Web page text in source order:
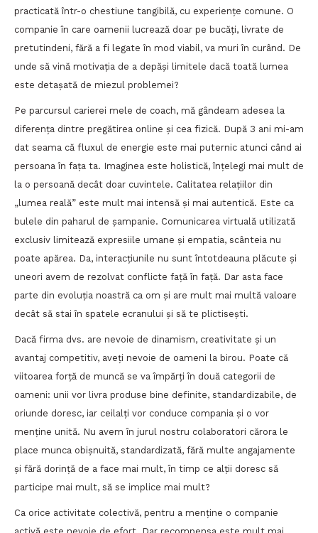
practicată într-o chestiune tangibilă, cu experiențe comune. O
companie în care oamenii lucrează doar pe bucăți, livrate de
pretutindeni, fără a fi legate în mod viabil, va muri în curând. De
unde să vină motivația de a depăși limitele dacă toată lumea
este detașată de miezul problemei?
Pe parcursul carierei mele de coach, mă gândeam adesea la
diferența dintre pregătirea online și cea fizică. După 3 ani mi-am
dat seama că fluxul de energie este mai puternic atunci când ai
persoana în fața ta. Imaginea este holistică, înțelegi mai mult de
la o persoană decât doar cuvintele. Calitatea relațiilor din
„lumea reală” este mult mai intensă și mai autentică. Este ca
bulele din paharul de șampanie. Comunicarea virtuală utilizată
exclusiv limitează expresiile umane și empatia, scânteia nu
poate apărea. Da, interacțiunile nu sunt întotdeauna plăcute și
uneori avem de rezolvat conflicte față în față. Dar asta face
parte din evoluția noastră ca om și are mult mai multă valoare
decât să stai în spatele ecranului și să te plictisești.
Dacă firma dvs. are nevoie de dinamism, creativitate și un
avantaj competitiv, aveți nevoie de oameni la birou. Poate că
viitoarea forță de muncă se va împărți în două categorii de
oameni: unii vor livra produse bine definite, standardizabile, de
oriunde doresc, iar ceilalți vor conduce compania și o vor
menține unită. Nu avem în jurul nostru colaboratori cărora le
place munca obișnuită, standardizată, fără multe angajamente
și fără dorință de a face mai mult, în timp ce alții doresc să
participe mai mult, să se implice mai mult?
Ca orice activitate colectivă, pentru a menține o companie